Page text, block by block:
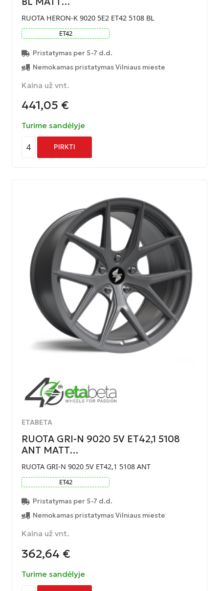
RUOTA HERON-K 9020 5E2 ET42 5108 BL
ET42
Pristatymas per 5-7 d.d.
Nemokamas pristatymas Vilniaus mieste
Kaina už vnt.
441,05 €
Turime sandėlyje
4 PIRKTI
ETABETA
RUOTA GRI-N 9020 5V ET42,1 5108
ANT MATT…
RUOTA GRI-N 9020 5V ET42,1 5108 ANT
ET42
Pristatymas per 5-7 d.d.
Nemokamas pristatymas Vilniaus mieste
Kaina už vnt.
362,64 €
Turime sandėlyje